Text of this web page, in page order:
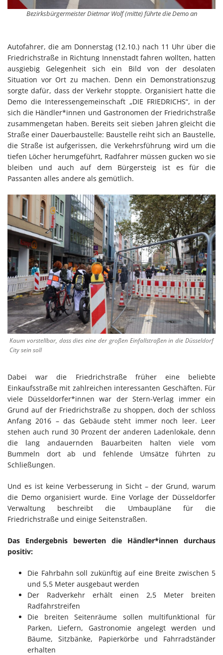
Bezirksbürgermeister Dietmar Wolf (mitte) führte die Demo an
Autofahrer, die am Donnerstag (12.10.) nach 11 Uhr über die
Friedrichstraße in Richtung Innenstadt fahren wollten, hatten
ausgiebig Gelegenheit sich ein Bild von der desolaten
Situation vor Ort zu machen. Denn ein Demonstrationszug
sorgte dafür, dass der Verkehr stoppte. Organisiert hatte die
Demo die Interessengemeinschaft „DIE FRIEDRICHS“, in der
sich die Händler*innen und Gastronomen der Friedrichstraße
zusammengetan haben. Bereits seit sieben Jahren gleicht die
Straße einer Dauerbaustelle: Baustelle reiht sich an Baustelle,
die Straße ist aufgerissen, die Verkehrsführung wird um die
tiefen Löcher herumgeführt, Radfahrer müssen gucken wo sie
bleiben und auch auf dem Bürgersteig ist es für die
Passanten alles andere als gemütlich.
Kaum vorstellbar, dass dies eine der großen Einfallstraßen in die Düsseldorf
City sein soll
Dabei war die Friedrichstraße früher eine beliebte
Einkaufsstraße mit zahlreichen interessanten Geschäften. Für
viele Düsseldorfer*innen war der Stern-Verlag immer ein
Grund auf der Friedrichstraße zu shoppen, doch der schloss
Anfang 2016 – das Gebäude steht immer noch leer. Leer
stehen auch rund 30 Prozent der anderen Ladenlokale, denn
die lang andauernden Bauarbeiten halten viele vom
Bummeln dort ab und fehlende Umsätze führten zu
Schließungen.
Und es ist keine Verbesserung in Sicht – der Grund, warum
die Demo organisiert wurde. Eine Vorlage der Düsseldorfer
Verwaltung beschreibt die Umbaupläne für die
Friedrichstraße und einige Seitenstraßen.
Das Endergebnis bewerten die Händler*innen durchaus
positiv:
Die Fahrbahn soll zukünftig auf eine Breite zwischen 5
und 5,5 Meter ausgebaut werden
Der Radverkehr erhält einen 2,5 Meter breiten
Radfahrstreifen
Die breiten Seitenräume sollen multifunktional für
Parken, Liefern, Gastronomie angelegt werden und
Bäume, Sitzbänke, Papierkörbe und Fahrradständer
erhalten